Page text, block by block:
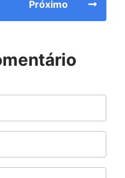
Próximo